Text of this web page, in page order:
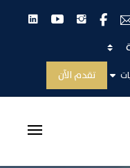
فيس بوكانستجراميوتيوبلينكدان
تقدم الآن
الجندى مدير عام
الجندى مدير ...